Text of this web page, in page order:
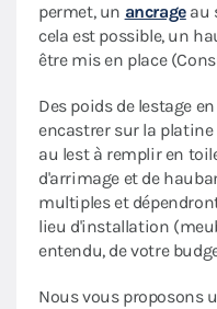
permet, un ancrageau
cela est possible, un
être mis en place
Des poids de lestage
encastrer sur la
au lest à remplir en
d'arrimage et de
multiples et
lieu d'installation
entendu, de votre
Nous vous proposons